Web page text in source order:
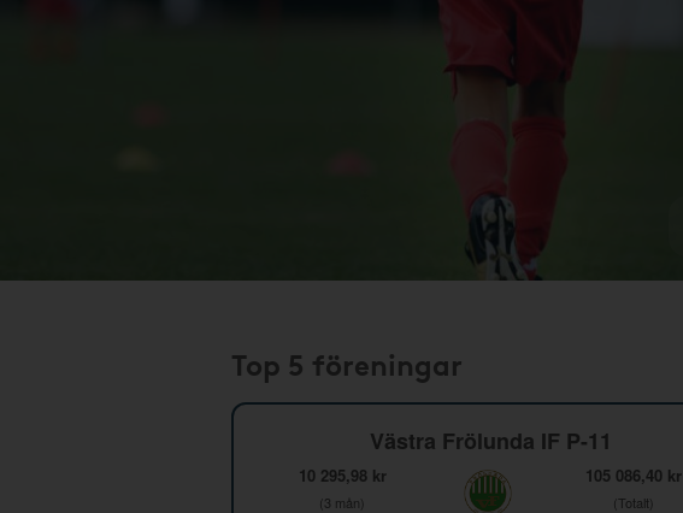
Top 5 föreningar
Västra Frölunda IF P-11
10 295,98 kr
(3 mån)
105 086,40 kr
(Totalt)